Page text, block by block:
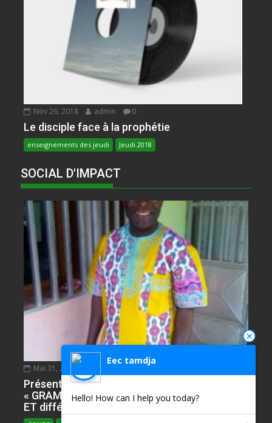
Nov 26, 2018 admin 0
Le disciple face à la prophétie
enseignements des jeudi Jeudi 2018
SOCIAL D'IMPACT
Mai 31, 2020 NDIE SADIE ZACHARIE
Présentation de l’Epreuve d’Anglais. Partie
« GRAMMAR » avec plusieur ILLUSTRATIONS
ET différents types
Eec tamdja
Hello! How can I help you today?